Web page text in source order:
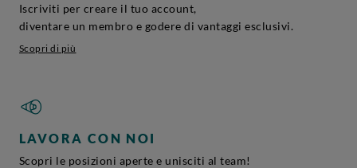
Iscriviti per creare il tuo account,
diventare un membro e godere di vantaggi esclusivi.
Scopri di più
LAVORA CON NOI
Scopri le posizioni aperte e unisciti al team!